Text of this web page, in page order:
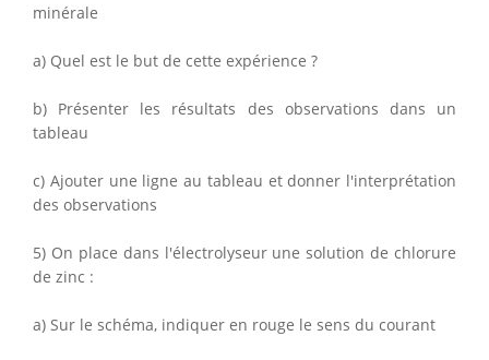
minérale
a) Quel est le but de cette expérience ?
b) Présenter les résultats des observations dans un
tableau
c) Ajouter une ligne au tableau et donner l'interprétation
des observations
5) On place dans l'électrolyseur une solution de chlorure
de zinc :
a) Sur le schéma, indiquer en rouge le sens du courant